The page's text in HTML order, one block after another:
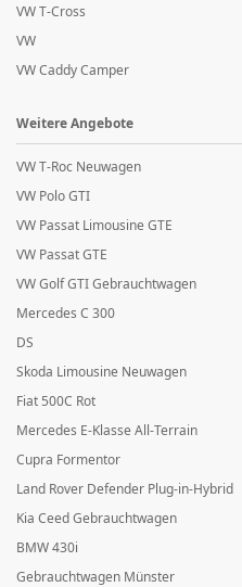
VW T-Cross
VW
VW Caddy Camper
Weitere Angebote
VW T-Roc Neuwagen
VW Polo GTI
VW Passat Limousine GTE
VW Passat GTE
VW Golf GTI Gebrauchtwagen
Mercedes C 300
DS
Skoda Limousine Neuwagen
Fiat 500C Rot
Mercedes E-Klasse All-Terrain
Cupra Formentor
Land Rover Defender Plug-in-Hybrid
Kia Ceed Gebrauchtwagen
BMW 430i
Gebrauchtwagen Münster